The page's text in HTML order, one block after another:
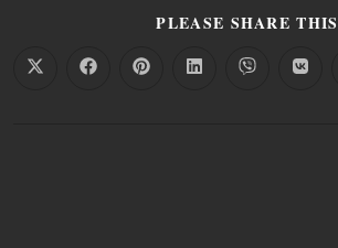
PLEASE SHARE THIS